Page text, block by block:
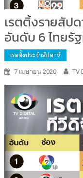
เรตติ้งรายสัป
อันดับ 6 ไทยรั
เรตติ้งประจำสัปดาห์
7 เมษายน 2020 TV